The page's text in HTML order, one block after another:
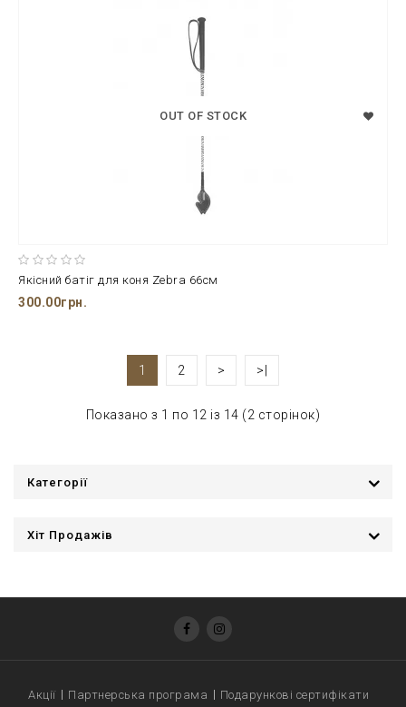
OUT OF STOCK
Якісний батіг для коня Zebra 66см
300.00грн.
1 2 > >|
Показано з 1 по 12 із 14 (2 сторінок)
Категорії
Хіт Продажів
Акції Партнерська програма Подарункові сертифікати